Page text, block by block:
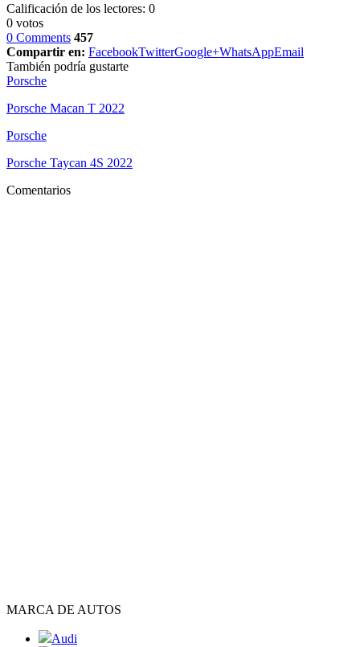
Calificación de los lectores: 0
0 votos
0 Comments 457
Compartir en: FacebookTwitterGoogle+WhatsAppEmail
También podría gustarte
Porsche
Porsche Macan T 2022
Porsche
Porsche Taycan 4S 2022
Comentarios
MARCA DE AUTOS
Audi